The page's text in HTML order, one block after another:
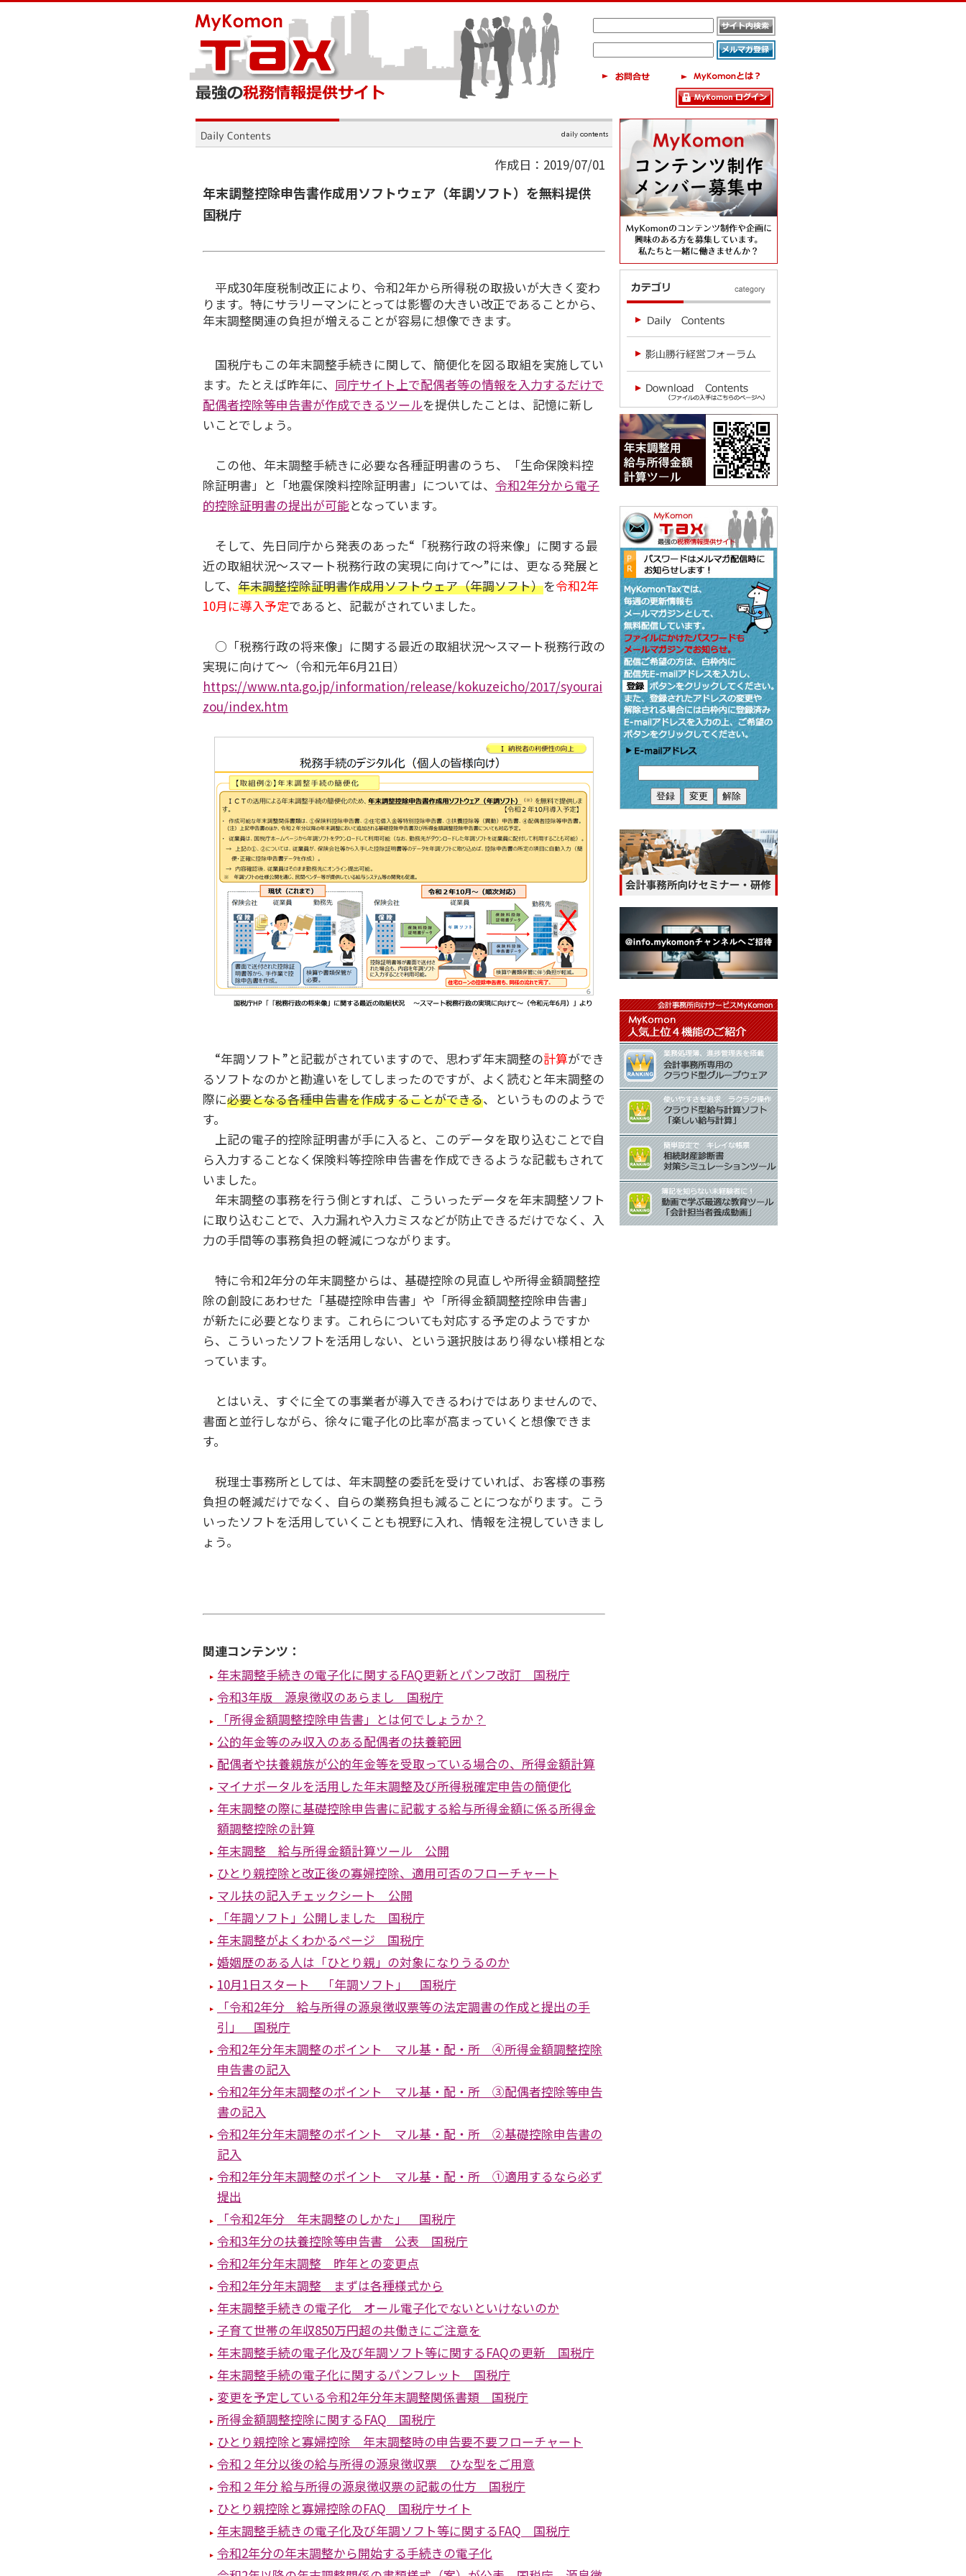
作成日：2019/07/01
年末調整控除申告書作成用ソフトウェア（年調ソフト）を無料提供
国税庁
平成30年度税制改正により、令和2年から所得税の取扱いが大きく変わ
ります。特にサラリーマンにとっては影響の大きい改正であることから、
年末調整関連の負担が増えることが容易に想像できます。
国税庁もこの年末調整手続きに関して、簡便化を図る取組を実施してい
ます。たとえば昨年に、 同庁サイト上で配偶者等の情報を入力するだけで
配偶者控除等申告書が作成できるツールを提供したことは、記憶に新し
いことでしょう。
この他、年末調整手続きに必要な各種証明書のうち、「生命保険料控
除証明書」と「地震保険料控除証明書」については、 令和2年分から電子
的控除証明書の提出が可能となっています。
そして、先日同庁から発表のあった“「税務行政の将来像」に関する最
近の取組状況～スマート税務行政の実現に向けて～”には、更なる発展と
して、 年末調整控除証明書作成用ソフトウェア（年調ソフト）を令和2年
10月に導入予定であると、記載がされていました。
○「税務行政の将来像」に関する最近の取組状況～スマート税務行政の
実現に向けて～（令和元年6月21日）
https://www.nta.go.jp/information/release/kokuzeicho/2017/syourai
zou/index.htm
“年調ソフト”と記載がされていますので、思わず年末調整の計算ができ
るソフトなのかと勘違いをしてしまったのですが、よく読むと年末調整の
際に必要となる各種申告書を作成することができる、というもののようで
す。
上記の電子的控除証明書が手に入ると、このデータを取り込むことで自
ら入力することなく保険料等控除申告書を作成できるような記載もされて
いました。
年末調整の事務を行う側とすれば、こういったデータを年末調整ソフト
に取り込むことで、入力漏れや入力ミスなどが防止できるだけでなく、入
力の手間等の事務負担の軽減につながります。
特に令和2年分の年末調整からは、基礎控除の見直しや所得金額調整控
除の創設にあわせた「基礎控除申告書」や「所得金額調整控除申告書」
が新たに必要となります。これらについても対応する予定のようですか
ら、こういったソフトを活用しない、という選択肢はあり得ない様相とな
っています。
とはいえ、すぐに全ての事業者が導入できるわけではありませんので、
書面と並行しながら、徐々に電子化の比率が高まっていくと想像できま
す。
税理士事務所としては、年末調整の委託を受けていれば、お客様の事務
負担の軽減だけでなく、自らの業務負担も減ることにつながります。こう
いったソフトを活用していくことも視野に入れ、情報を注視していきまし
ょう。
関連コンテンツ：
年末調整手続きの電子化に関するFAQ更新とパンフ改訂 国税庁
令和3年版 源泉徴収のあらまし 国税庁
「所得金額調整控除申告書」とは何でしょうか？
公的年金等のみ収入のある配偶者の扶養範囲
配偶者や扶養親族が公的年金等を受取っている場合の、所得金額計算
マイナポータルを活用した年末調整及び所得税確定申告の簡便化
年末調整の際に基礎控除申告書に記載する給与所得金額に係る所得金
額調整控除の計算
年末調整 給与所得金額計算ツール 公開
ひとり親控除と改正後の寡婦控除、適用可否のフローチャート
マル扶の記入チェックシート 公開
「年調ソフト」公開しました 国税庁
年末調整がよくわかるページ 国税庁
婚姻歴のある人は「ひとり親」の対象になりうるのか
10月1日スタート 「年調ソフト」 国税庁
「令和2年分 給与所得の源泉徴収票等の法定調書の作成と提出の手
引」 国税庁
令和2年分年末調整のポイント マル基・配・所 ④所得金額調整控除
申告書の記入
令和2年分年末調整のポイント マル基・配・所 ③配偶者控除等申告
書の記入
令和2年分年末調整のポイント マル基・配・所 ②基礎控除申告書の
記入
令和2年分年末調整のポイント マル基・配・所 ①適用するなら必ず
提出
「令和2年分 年末調整のしかた」 国税庁
令和3年分の扶養控除等申告書 公表 国税庁
令和2年分年末調整 昨年との変更点
令和2年分年末調整 まずは各種様式から
年末調整手続きの電子化 オール電子化でないといけないのか
子育て世帯の年収850万円超の共働きにご注意を
年末調整手続の電子化及び年調ソフト等に関するFAQの更新 国税庁
年末調整手続の電子化に関するパンフレット 国税庁
変更を予定している令和2年分年末調整関係書類 国税庁
所得金額調整控除に関するFAQ 国税庁
ひとり親控除と寡婦控除 年末調整時の申告要不要フローチャート
令和２年分以後の給与所得の源泉徴収票 ひな型をご用意
令和２年分 給与所得の源泉徴収票の記載の仕方 国税庁
ひとり親控除と寡婦控除のFAQ 国税庁サイト
年末調整手続きの電子化及び年調ソフト等に関するFAQ 国税庁
令和2年分の年末調整から開始する手続きの電子化